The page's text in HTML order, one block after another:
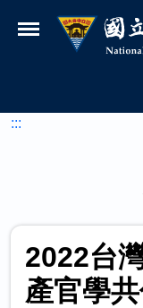
國立中央大
:::
2022台
產官學